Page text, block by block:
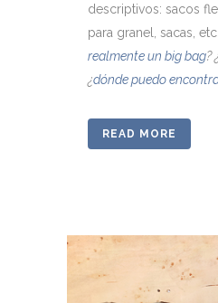
descriptivos: sacos
para granel, sacas,
realmente un big bag?
¿dónde puedo
READ MORE